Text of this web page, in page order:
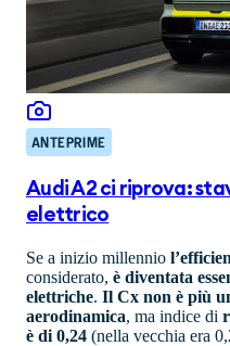
ANTEPRIME
Audi A2 ci riprova:
elettrico
Se a inizio millennio
considerato, è diventata
elettriche. Il Cx non è più
aerodinamica, ma indice di
è di 0,24 (nella vecchia era